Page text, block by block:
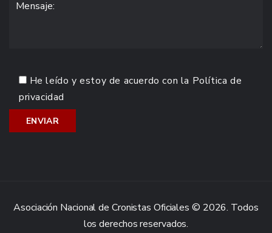
He leído y estoy de acuerdo con la Política de
privacidad
Asociación Nacional de Cronistas Oficiales © 2026. Todos
los derechos reservados.